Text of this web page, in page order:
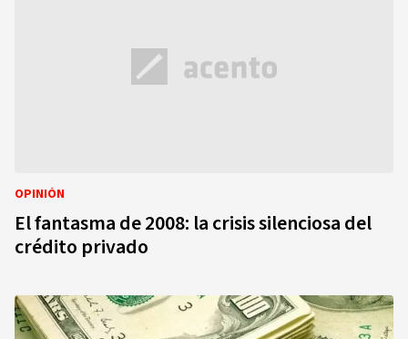
OPINIÓN
El fantasma de 2008: la crisis silenciosa del
crédito privado